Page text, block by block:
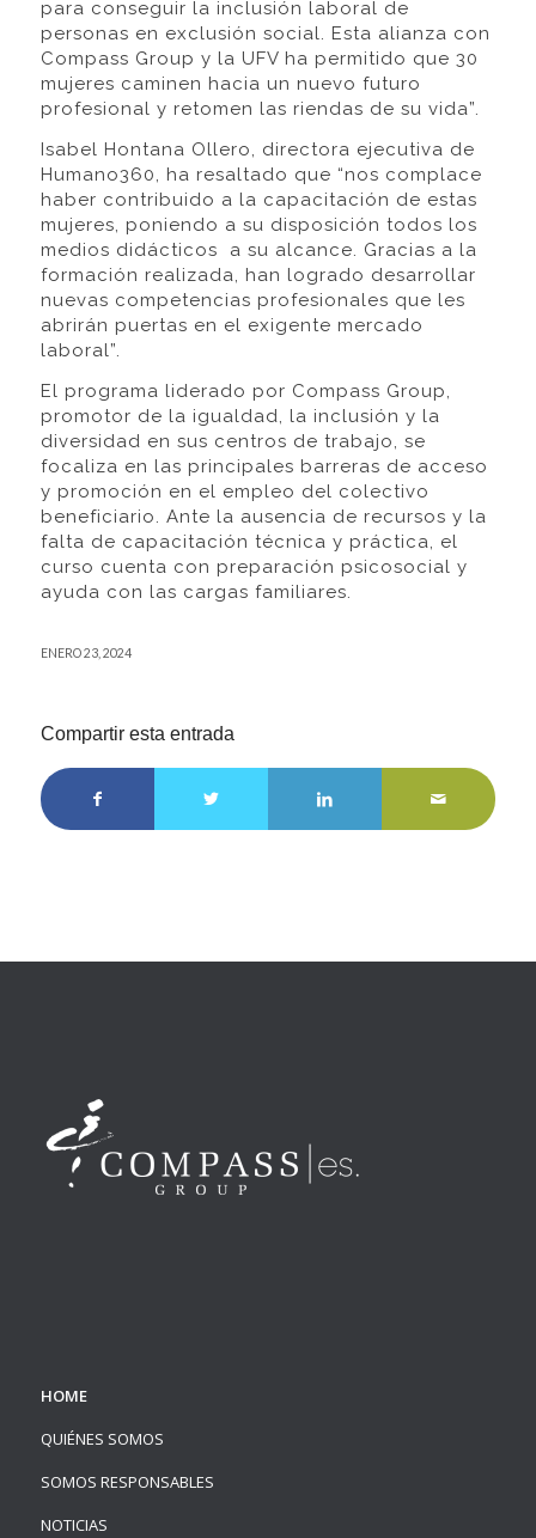
para conseguir la inclusión laboral de
personas en exclusión social. Esta alianza con
Compass Group y la UFV ha permitido que 30
mujeres caminen hacia un nuevo futuro
profesional y retomen las riendas de su vida”.
Isabel Hontana Ollero, directora ejecutiva de
Humano360, ha resaltado que “nos complace
haber contribuido a la capacitación de estas
mujeres, poniendo a su disposición todos los
medios didácticos a su alcance. Gracias a la
formación realizada, han logrado desarrollar
nuevas competencias profesionales que les
abrirán puertas en el exigente mercado
laboral”.
El programa liderado por Compass Group,
promotor de la igualdad, la inclusión y la
diversidad en sus centros de trabajo, se
focaliza en las principales barreras de acceso
y promoción en el empleo del colectivo
beneficiario. Ante la ausencia de recursos y la
falta de capacitación técnica y práctica, el
curso cuenta con preparación psicosocial y
ayuda con las cargas familiares.
ENERO 23, 2024
Compartir esta entrada
HOME
QUIÉNES SOMOS
SOMOS RESPONSABLES
NOTICIAS